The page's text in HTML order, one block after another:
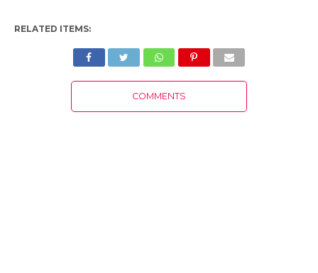
RELATED ITEMS:
COMMENTS